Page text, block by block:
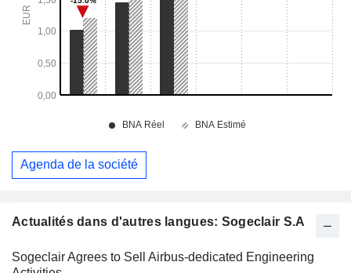
Actualités dans d'autres langues: Sogeclair S.A
Sogeclair Agrees to Sell Airbus-dedicated Engineering
Agenda de la société